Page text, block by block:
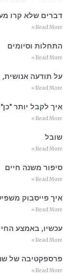
דברים שלא קרו
Read More »
התחלות וסיומים
Read More »
על תודעה אנושית,
Read More »
איך לקבל יותר
Read More »
שובל
Read More »
סיפור משנה חיים
Read More »
איך פייסבוק
Read More »
עכשיו, באמצע
Read More »
פרספקטיבה של
Read More »